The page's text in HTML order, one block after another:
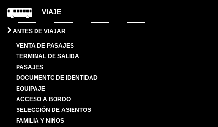
VIAJE
ANTES DE VIAJAR
VENTA DE PASAJES
TERMINAL DE SALIDA
PASAJES
DOCUMENTO DE IDENTIDAD
EQUIPAJE
ACCESO A BORDO
SELECCIÓN DE ASIENTOS
FAMILIA Y NIÑOS